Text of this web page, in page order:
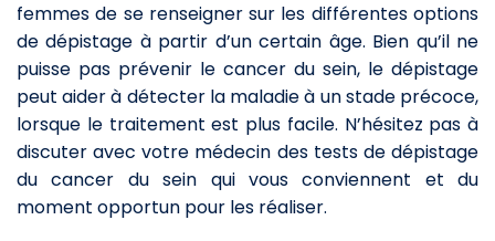
femmes de se renseigner sur les différentes options
de dépistage à partir d’un certain âge. Bien qu’il ne
puisse pas prévenir le cancer du sein, le dépistage
peut aider à détecter la maladie à un stade précoce,
lorsque le traitement est plus facile. N’hésitez pas à
discuter avec votre médecin des tests de dépistage
du cancer du sein qui vous conviennent et du
moment opportun pour les réaliser.